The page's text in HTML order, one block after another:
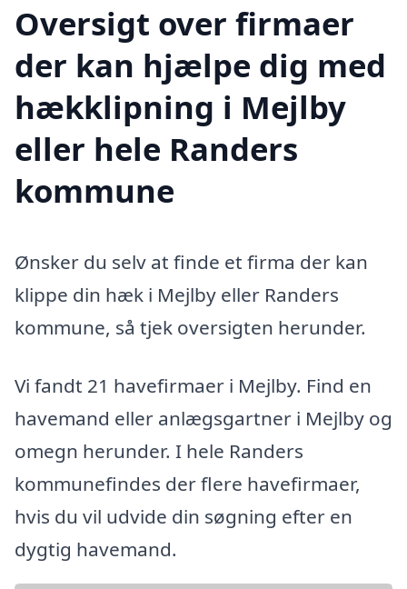
Oversigt over firmaer
der kan hjælpe dig med
hækklipning i Mejlby
eller hele Randers
kommune
Ønsker du selv at finde et firma der kan
klippe din hæk i Mejlby eller Randers
kommune, så tjek oversigten herunder.
Vi fandt 21 havefirmaer i Mejlby. Find en
havemand eller anlægsgartner i Mejlby og
omegn herunder. I hele Randers
kommunefindes der flere havefirmaer,
hvis du vil udvide din søgning efter en
dygtig havemand.